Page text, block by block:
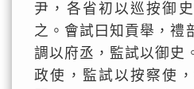
尹，各省初以巡按御
之。會試曰知貢舉，禮
調以府丞，監試以御史
政使，監試以按察使